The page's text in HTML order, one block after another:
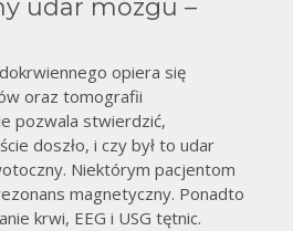
udar mózgu –
opiera się
oraz tomografii
pozwala stwierdzić,
doszło, i czy był to udar
Niektórym pacjentom
magnetyczny. Ponadto
krwi, EEG i USG tętnic.